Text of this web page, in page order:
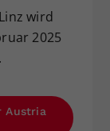
wird
2025
Austria